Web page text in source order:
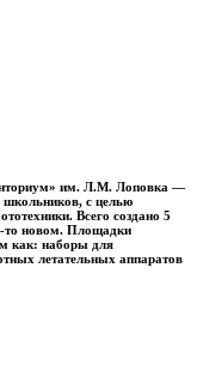
им. Л.М. Лоповка —
школьников, с целью
Всего создано 5
то новом. Площадки
как: наборы для
летательных аппаратов